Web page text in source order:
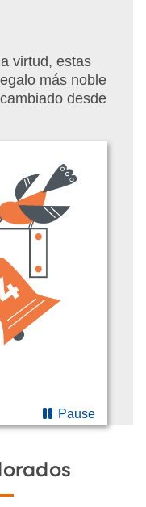
virtud, estas
más noble
desde
Pause